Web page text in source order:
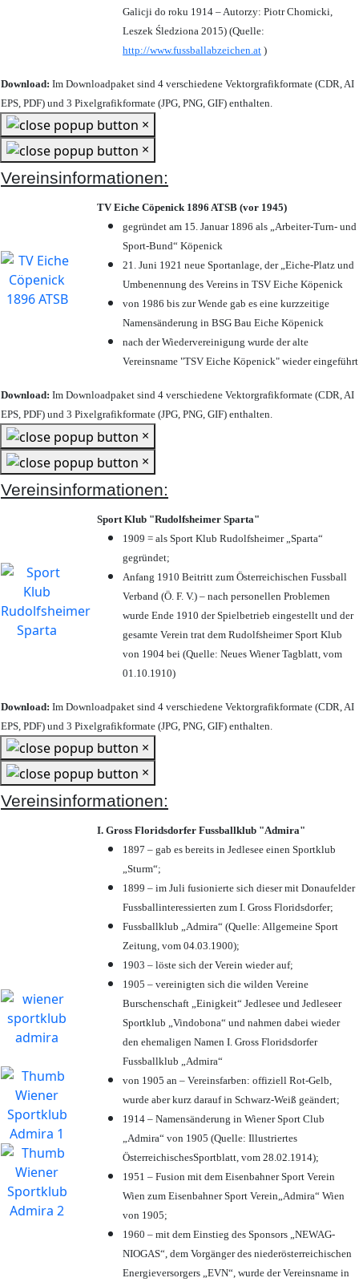
Galicji do roku 1914 – Autorzy: Piotr Chomicki,
Leszek Śledziona 2015) (Quelle:
http://www.fussballabzeichen.at )
Download: Im Downloadpaket sind 4 verschiedene Vektorgrafikformate (CDR, AI
EPS, PDF) und 3 Pixelgrafikformate (JPG, PNG, GIF) enthalten.
×
×
Vereinsinformationen:
TV Eiche Cöpenick 1896 ATSB (vor 1945)
gegründet am 15. Januar 1896 als „Arbeiter-Turn- und
Sport-Bund“ Köpenick
21. Juni 1921 neue Sportanlage, der „Eiche-Platz und
Umbenennung des Vereins in TSV Eiche Köpenick
von 1986 bis zur Wende gab es eine kurzzeitige
Namensänderung in BSG Bau Eiche Köpenick
nach der Wiedervereinigung wurde der alte
Vereinsname "TSV Eiche Köpenick" wieder eingeführt
Download: Im Downloadpaket sind 4 verschiedene Vektorgrafikformate (CDR, AI
EPS, PDF) und 3 Pixelgrafikformate (JPG, PNG, GIF) enthalten.
×
×
Vereinsinformationen:
Sport Klub "Rudolfsheimer Sparta"
1909 = als Sport Klub Rudolfsheimer „Sparta“
gegründet;
Anfang 1910 Beitritt zum Österreichischen Fussball
Verband (Ö. F. V.) – nach personellen Problemen
wurde Ende 1910 der Spielbetrieb eingestellt und der
gesamte Verein trat dem Rudolfsheimer Sport Klub
von 1904 bei (Quelle: Neues Wiener Tagblatt, vom
01.10.1910)
Download: Im Downloadpaket sind 4 verschiedene Vektorgrafikformate (CDR, AI
EPS, PDF) und 3 Pixelgrafikformate (JPG, PNG, GIF) enthalten.
×
×
Vereinsinformationen:
I. Gross Floridsdorfer Fussballklub "Admira"
1897 – gab es bereits in Jedlesee einen Sportklub
„Sturm“;
1899 – im Juli fusionierte sich dieser mit Donaufelder
Fussballinteressierten zum I. Gross Floridsdorfer;
Fussballklub „Admira“ (Quelle: Allgemeine Sport
Zeitung, vom 04.03.1900);
1903 – löste sich der Verein wieder auf;
1905 – vereinigten sich die wilden Vereine
Burschenschaft „Einigkeit“ Jedlesee und Jedleseer
Sportklub „Vindobona“ und nahmen dabei wieder
den ehemaligen Namen I. Gross Floridsdorfer
Fussballklub „Admira“
von 1905 an – Vereinsfarben: offiziell Rot-Gelb,
wurde aber kurz darauf in Schwarz-Weiß geändert;
1914 – Namensänderung in Wiener Sport Club
„Admira“ von 1905 (Quelle: Illustriertes
ÖsterreichischesSportblatt, vom 28.02.1914);
1951 – Fusion mit dem Eisenbahner Sport Verein
Wien zum Eisenbahner Sport Verein„Admira“ Wien
von 1905;
1960 – mit dem Einstieg des Sponsors „NEWAG-
NIOGAS“, dem Vorgänger des niederösterreichischen
Energieversorgers „EVN“, wurde der Vereinsname in